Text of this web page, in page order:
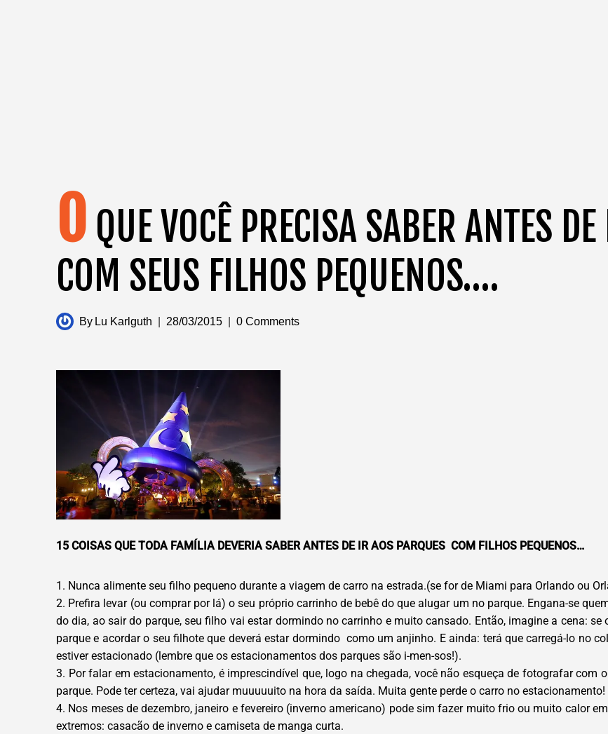
O QUE VOCÊ PRECISA SABER ANTES
COM SEUS FILHOS PEQUENOS….
By Lu Karlguth 28/03/2015 0 Comments
15 COISAS QUE TODA FAMÍLIA DEVERIA SABER ANTES DE IR AOS PARQUES COM FILHOS PEQUENOS…
1. Nunca alimente seu filho pequeno durante a viagem de carro na estrada.(se for de Miami para Orlando ou
2. Prefira levar (ou comprar por lá) o seu próprio carrinho de bebê do que alugar um no parque. Engana-se
do dia, ao sair do parque, seu filho vai estar dormindo no carrinho e muito cansado. Então, imagine a cena:
parque e acordar o seu filhote que deverá estar dormindo como um anjinho. E ainda: terá que carregá-lo no
estiver estacionado (lembre que os estacionamentos dos parques são i-men-sos!).
3. Por falar em estacionamento, é imprescindível que, logo na chegada, você não esqueça de fotografar com
parque. Pode ter certeza, vai ajudar muuuuuito na hora da saída. Muita gente perde o carro no estacionamento!
4. Nos meses de dezembro, janeiro e fevereiro (inverno americano) pode sim fazer muito frio ou muito calor
extremos: casacão de inverno e camiseta de manga curta.